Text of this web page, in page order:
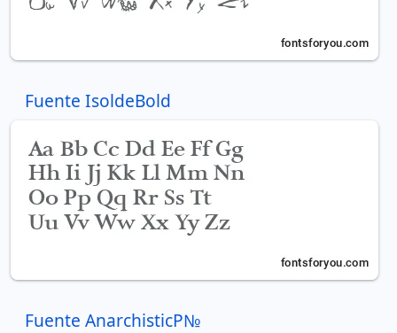
Fuente IsoldeBold
Fuente AnarchisticР№